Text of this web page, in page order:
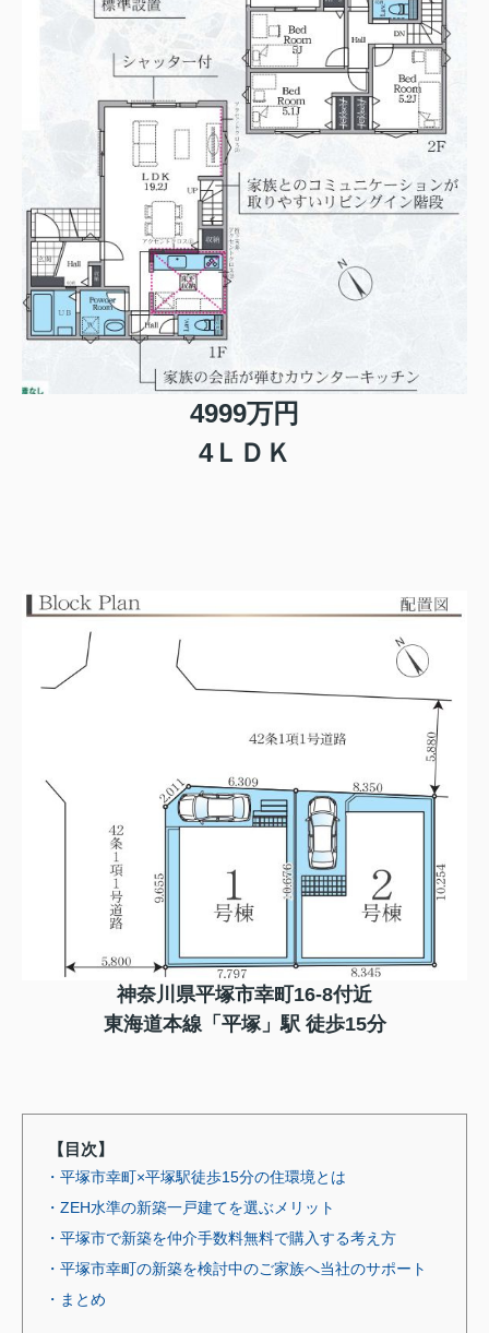
4999万円
4ＬＤＫ
神奈川県平塚市幸町16-8付近
東海道本線「平塚」駅 徒歩15分
【目次】
・平塚市幸町×平塚駅徒歩15分の住環境とは
・ZEH水準の新築一戸建てを選ぶメリット
・平塚市で新築を仲介手数料無料で購入する考え方
・平塚市幸町の新築を検討中のご家族へ当社のサポート
・まとめ